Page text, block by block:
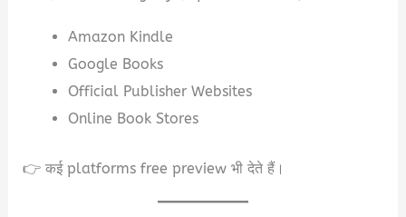
Amazon Kindle
Google Books
Official Publisher Websites
Online Book Stores
👉 कई platforms free preview भी देते हैं।